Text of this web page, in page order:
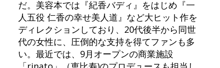
だ。美容本では『紀香バディ』をはじめ『一
人五役 仁香の幸せ美人道』など大ヒット作を
ディレクションしており、20代後半から同世
代の女性に、圧倒的な支持を得てファンも多
い。最近では、9月オープンの商業施設